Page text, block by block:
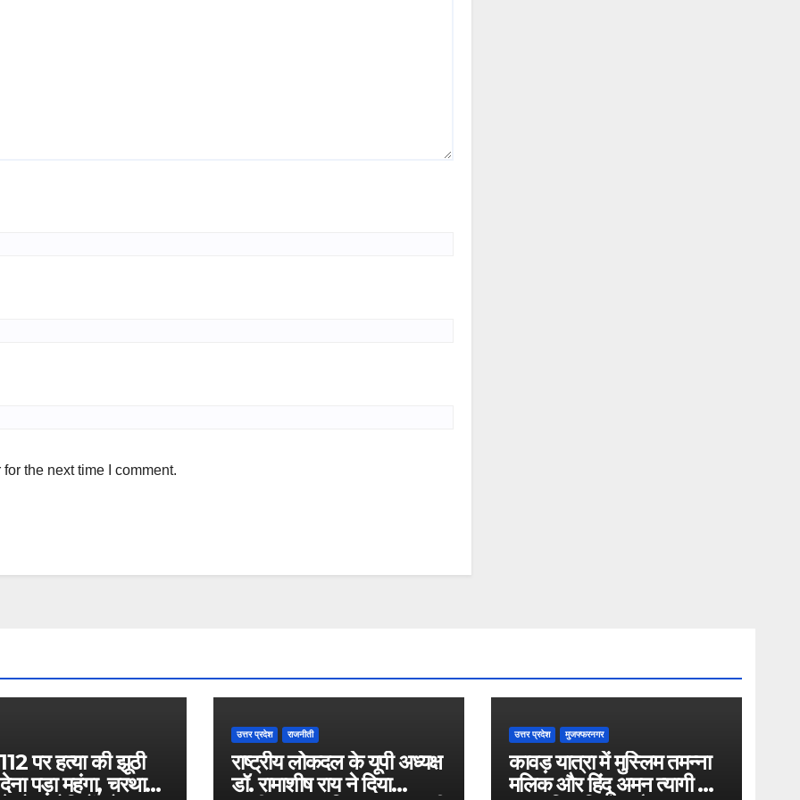
the next time I comment.
पर हत्या की झूठी
पड़ा महंगा, चरथावल
उत्तर प्रदेश राजनीती
राष्ट्रीय लोकदल के यूपी अध्यक्ष
डॉ. रामाशीष राय ने दिया
उत्तर प्रदेश मुजफ्फरनगर
कावड़ यात्रा में मुस्लिम तमन्ना
मलिक और हिंदू अमन त्यागी ने